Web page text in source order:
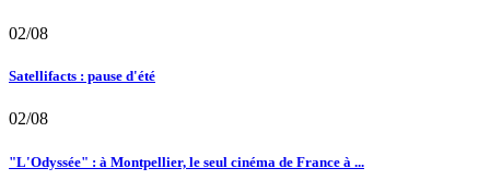
02/08
Satellifacts : pause d'été
02/08
"L'Odyssée" : à Montpellier, le seul cinéma de France à ...